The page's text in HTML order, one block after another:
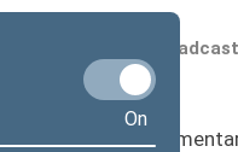
On
Scheduled
Seimas I